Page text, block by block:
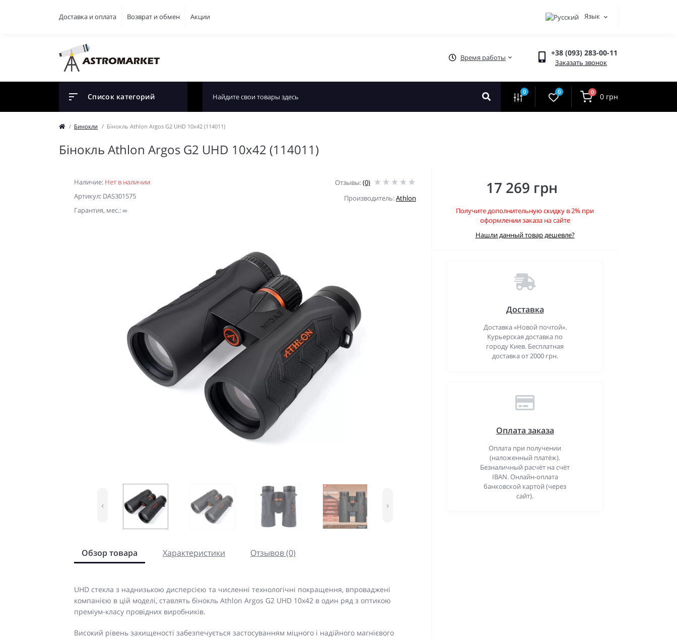
Доставка и оплата Возврат и обмен Акции Язык
Время работы +38 (093) 283-00-11
Заказать звонок
Список категорий 0 0 0 0 грн
Бинокли Бінокль Athlon Argos G2 UHD 10x42 (114011)
Бінокль Athlon Argos G2 UHD 10x42 (114011)
Наличие: Нет в наличии
Артикул: DAS301575
Гарантия, мес.: ∞
Отзывы:(0)
Производитель:Athlon
‹ ›
Обзор товара Характеристики Отзывов (0)
UHD стекла з наднизькою дисперсією та численні технологічні покращення, впроваджені
компанією в цій моделі, ставлять бінокль Athlon Argos G2 UHD 10x42 в один ряд з оптикою
преміум-класу провідних виробників.
Високий рівень захищеності забезпечується застосуванням міцного і надійного магнієвого
17 269 грн
Получите дополнительную скидку в 2% при
оформлении заказа на сайте
Нашли данный товар дешевле?
Доставка
Доставка «Новой почтой».
Курьерская доставка по
городу Киев. Бесплатная
доставка от 2000 грн.
Оплата заказа
Оплата при получении
(наложенный платёж).
Безналичный расчёт на счёт
IBAN. Онлайн-оплата
банковской картой (через
сайт).